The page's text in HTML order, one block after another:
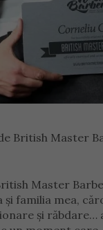
British Master
Master
familia mea,
și